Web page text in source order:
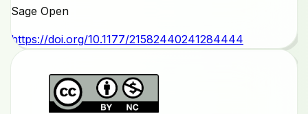
Sage Open
https://doi.org/10.1177/21582440241284444